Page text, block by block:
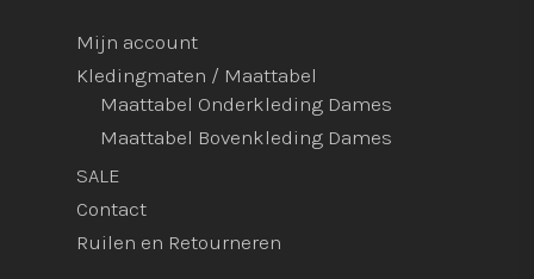
Mijn account
Kledingmaten / Maattabel
Maattabel Onderkleding Dames
Maattabel Bovenkleding Dames
SALE
Contact
Ruilen en Retourneren